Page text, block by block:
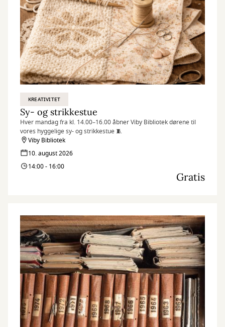
KREATIVITET
Sy- og strikkestue
Hver mandag fra kl. 14.00–16.00 åbner Viby Bibliotek dørene til
vores hyggelige sy- og strikkestue 🧵
Viby Bibliotek
10. august 2026
14:00 - 16:00
Gratis